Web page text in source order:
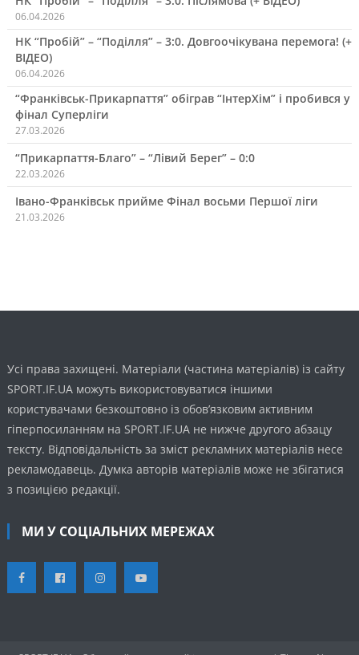
06.04.2026
НК “Пробій” – “Поділля” – 3:0. Довгоочікувана перемога! (+
ВІДЕО)
06.04.2026
“Франківськ-Прикарпаття” обіграв “ІнтерХім” і пробився у
фінал Суперліги
27.03.2026
“Прикарпаття-Благо” – “Лівий Берег” – 0:0
22.03.2026
Івано-Франківськ прийме Фінал восьми Першої ліги
21.03.2026
Усі права захищені. Матеріали (частина матеріалів) із сайту
SPORT.IF.UA можуть використовуватися іншими
користувачами безкоштовно із обов’язковим активним
гіперпосиланням на SPORT.IF.UA не нижче другого абзацу
тексту. Відповідальність за зміст рекламних матеріалів несе
рекламодавець. Думка авторів матеріалів може не збігатися
з позицією редакції.
МИ У СОЦІАЛЬНИХ МЕРЕЖАХ